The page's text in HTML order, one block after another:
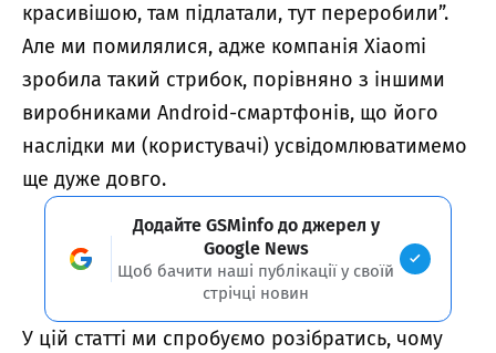
красивішою, там підлатали, тут переробили”.
Але ми помилялися, адже компанія Xiaomi
зробила такий стрибок, порівняно з іншими
виробниками Android-смартфонів, що його
наслідки ми (користувачі) усвідомлюватимемо
ще дуже довго.
Додайте GSMinfo до джерел у
Google News
Щоб бачити наші публікації у своїй
стрічці новин
У цій статті ми спробуємо розібратись, чому